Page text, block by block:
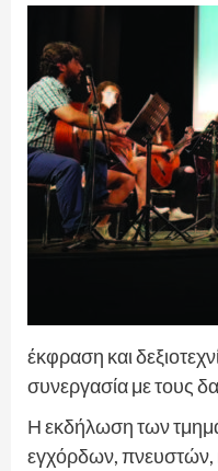
έκφραση και
συνεργασία με τους
Η εκδήλωση των
εγχόρδων, πνευστών,